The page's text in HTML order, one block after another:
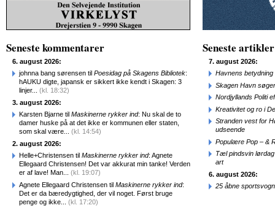
Seneste kommentarer
6. august 2026:
johnna bang sørensen til Poesidag på Skagens Bibliotek:
hAUKU digte, japansk er sikkert ikke kendt i Skagen: 3
linjer... (kl. 18:32)
3. august 2026:
Karsten Bjarne til Maskinerne rykker ind: Nu skal de to
damer huske på at det ikke er kommunen eller staten,
som skal være... (kl. 14:54)
2. august 2026:
Helle+Christensen til Maskinerne rykker ind: Agnete
Ellegaard Christensen! Det var akkurat min tanke! Verden
er af lave! Man... (kl. 19:07)
Agnete Ellegaard Christensen til Maskinerne rykker ind:
Det er da bæredygtighed, der vil noget. Først bruge
penge og ikke... (kl. 17:20)
Seneste artikler
7. august 2026:
Havnens betydning
Skagen Havn
Nordjyllands Politi
Kreativitet og ro i
Stranden vest for
udseende
Populære Pop – &
Tæl pindsvin
art
6. august 2026:
25 åbne